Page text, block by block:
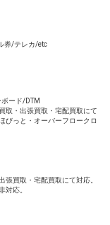
券/テレカ/etc
ード/DTM
取・出張買取・宅配買取にて
びっと・オーバーフロークロ
買取・宅配買取にて対応。
対応。